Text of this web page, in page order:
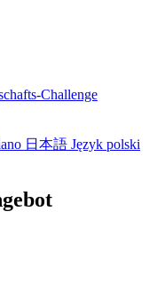
Challenge
日本語 Język polski